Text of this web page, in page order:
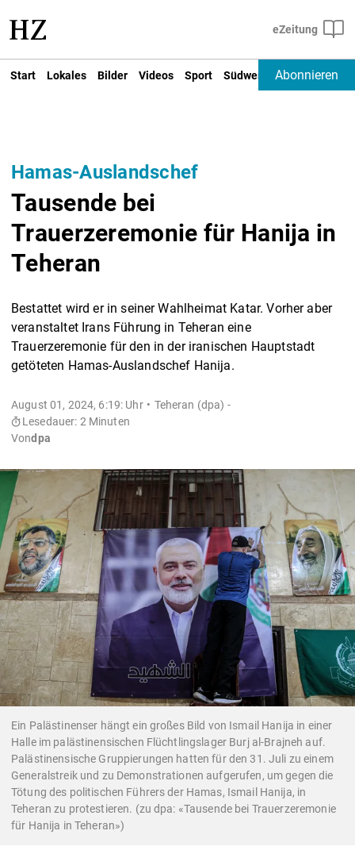
Start Lokales Bilder Videos Sport Südwest Deutschland
Abonnieren
Hamas-Auslandschef
Tausende bei
Trauerzeremonie für Hanija in
Teheran
Bestattet wird er in seiner Wahlheimat Katar. Vorher aber
veranstaltet Irans Führung in Teheran eine
Trauerzeremonie für den in der iranischen Hauptstadt
getöteten Hamas-Auslandschef Hanija.
August 01, 2024, 6:19: Uhr
Teheran (dpa) -
Lesedauer: 2 Minuten
Vondpa
Ein Palästinenser hängt ein großes Bild von Ismail Hanija in einer
Halle im palästinensischen Flüchtlingslager Burj al-Brajneh auf.
Palästinensische Gruppierungen hatten für den 31. Juli zu einem
Generalstreik und zu Demonstrationen aufgerufen, um gegen die
Tötung des politischen Führers der Hamas, Ismail Hanija, in
Teheran zu protestieren. (zu dpa: «Tausende bei Trauerzeremonie
für Hanija in Teheran»)